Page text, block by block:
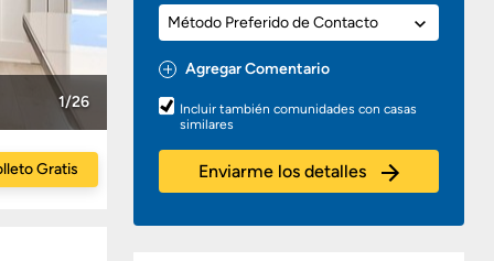
Método
Preferido
de
Contacto
Agregar Comentario
Preguntas
o
Comentarios
Incluir también comunidades con casas
similares
Enviarme los detalles
1/26
Gratis